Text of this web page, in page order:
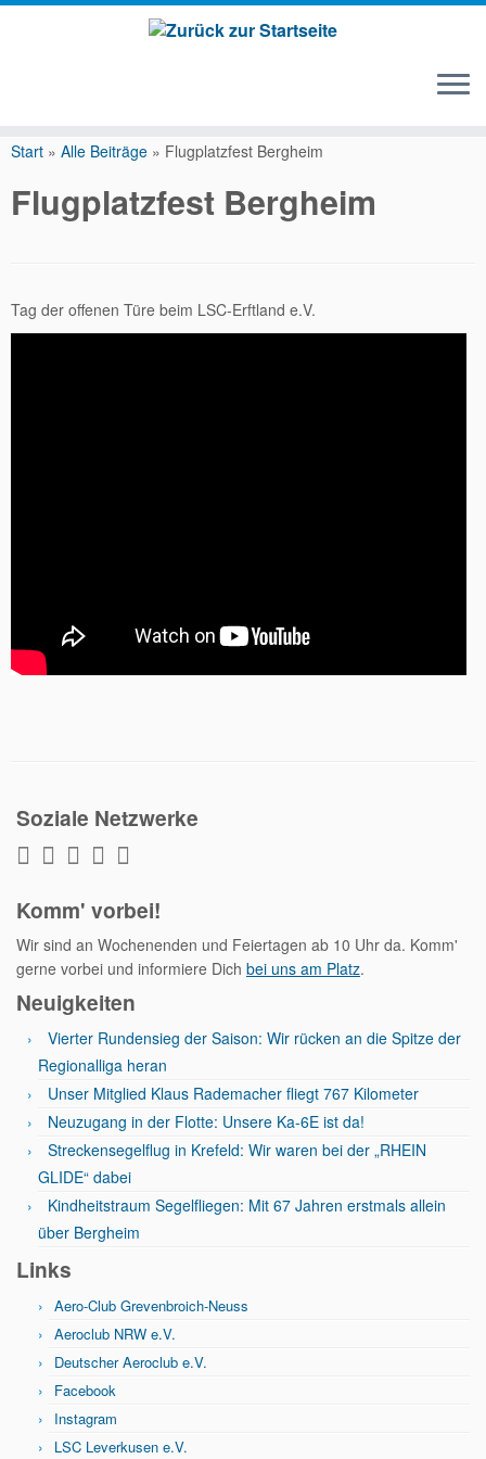
Inhalt
Start » Alle Beiträge » Flugplatzfest Bergheim
Flugplatzfest Bergheim
Tag der offenen Türe beim LSC-Erftland e.V.
Soziale Netzwerke
Komm' vorbei!
Wir sind an Wochenenden und Feiertagen ab 10 Uhr da. Komm'
gerne vorbei und informiere Dich bei uns am Platz.
Neuigkeiten
Vierter Rundensieg der Saison: Wir rücken an die Spitze der
Regionalliga heran
Unser Mitglied Klaus Rademacher fliegt 767 Kilometer
Neuzugang in der Flotte: Unsere Ka-6E ist da!
Streckensegelflug in Krefeld: Wir waren bei der „RHEIN
GLIDE“ dabei
Kindheitstraum Segelfliegen: Mit 67 Jahren erstmals allein
über Bergheim
Links
Aero-Club Grevenbroich-Neuss
Aeroclub NRW e.V.
Deutscher Aeroclub e.V.
Facebook
Instagram
LSC Leverkusen e.V.